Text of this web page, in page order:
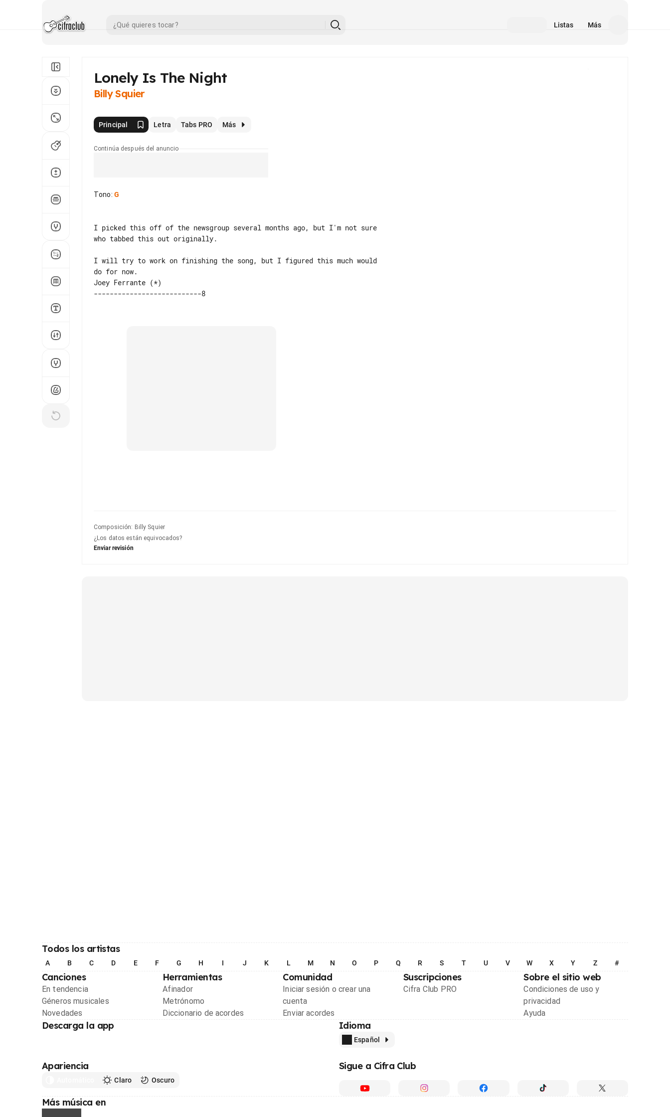
Listas Más
Lonely Is The Night
Billy Squier
Principal Letra Tabs PRO Más
Continúa después del anuncio
Tono: G
I picked this off of the newsgroup several months ago, but I'm not sure
who tabbed this out originally.
I will try to work on finishing the song, but I figured this much would
Joey Ferrante (*)
Composición: Billy Squier
¿Los datos están equivocados?
Enviar revisión
Todos los artistas
A B C D E F G H I J K L M N O P Q R S T U V W X Y Z #
Canciones
En tendencia
Géneros musicales
Novedades
Herramientas
Afinador
Metrónomo
Diccionario de acordes
Comunidad
Iniciar sesión o crear una
cuenta
Enviar acordes
Suscripciones
Cifra Club PRO
Sobre el sitio web
Condiciones de uso y
privacidad
Ayuda
Descarga la app Idioma
Español
Apariencia
Claro Oscuro
Sigue a Cifra Club
Más música en